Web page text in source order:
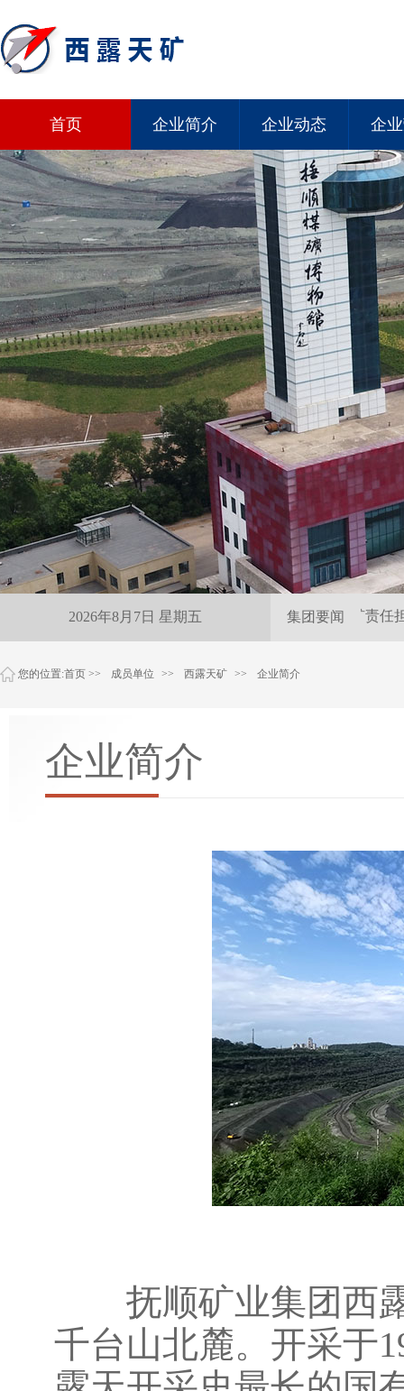
首页 企业简介 企业动态 企
2026年8月7日 星期五 集团要闻
雨夜紧急保供 尽显抚矿责任担
您的位置:首页 >> 成员单位 >> 西露天矿 >> 企业简介
企业简介
抚顺矿业集团西露
千台山北麓。开采于